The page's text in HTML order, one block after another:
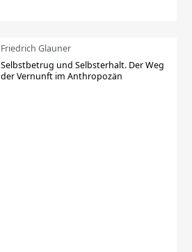
Friedrich Glauner
Selbstbetrug und Selbsterhalt. Der Weg
der Vernunft im Anthropozän